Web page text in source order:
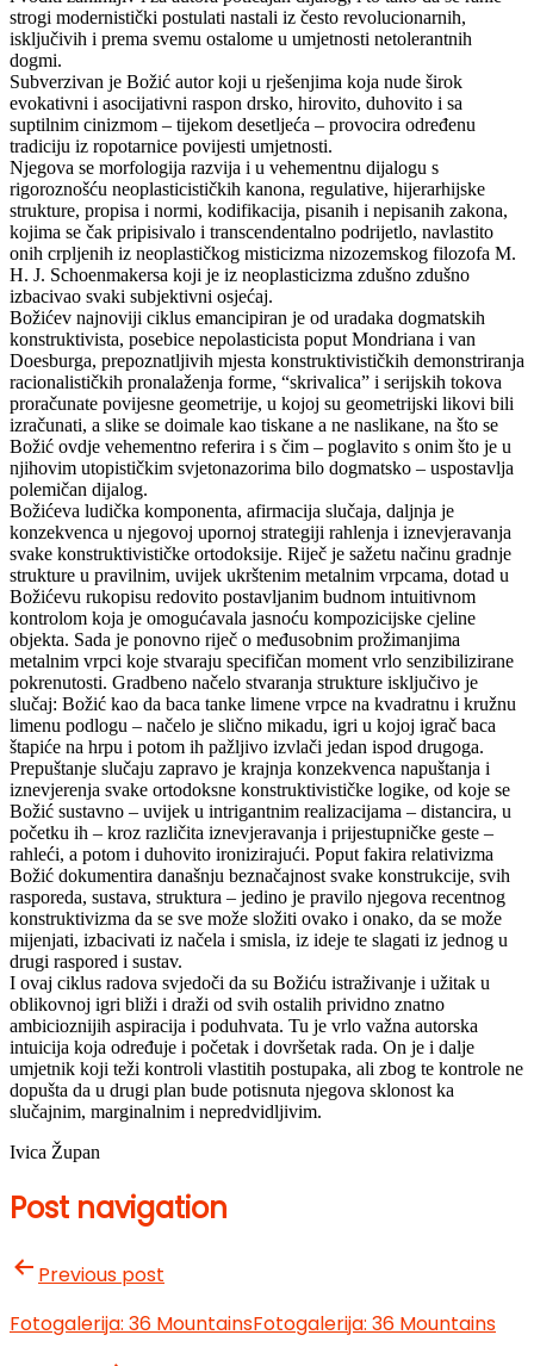
strogi modernistički postulati nastali iz često revolucionarnih,
isključivih i prema svemu ostalome u umjetnosti netolerantnih
dogmi.
Subverzivan je Božić autor koji u rješenjima koja nude širok
evokativni i asocijativni raspon drsko, hirovito, duhovito i sa
suptilnim cinizmom – tijekom desetljeća – provocira određenu
tradiciju iz ropotarnice povijesti umjetnosti.
Njegova se morfologija razvija i u vehementnu dijalogu s
rigoroznošću neoplasticističkih kanona, regulative, hijerarhijske
strukture, propisa i normi, kodifikacija, pisanih i nepisanih zakona,
kojima se čak pripisivalo i transcendentalno podrijetlo, navlastito
onih crpljenih iz neoplastičkog misticizma nizozemskog filozofa M.
H. J. Schoenmakersa koji je iz neoplasticizma zdušno zdušno
izbacivao svaki subjektivni osjećaj.
Božićev najnoviji ciklus emancipiran je od uradaka dogmatskih
konstruktivista, posebice nepolasticista poput Mondriana i van
Doesburga, prepoznatljivih mjesta konstruktivističkih demonstriranja
racionalističkih pronalaženja forme, “skrivalica” i serijskih tokova
proračunate povijesne geometrije, u kojoj su geometrijski likovi bili
izračunati, a slike se doimale kao tiskane a ne naslikane, na što se
Božić ovdje vehementno referira i s čim – poglavito s onim što je u
njihovim utopističkim svjetonazorima bilo dogmatsko – uspostavlja
polemičan dijalog.
Božićeva ludička komponenta, afirmacija slučaja, daljnja je
konzekvenca u njegovoj upornoj strategiji rahlenja i iznevjeravanja
svake konstruktivističke ortodoksije. Riječ je sažetu načinu gradnje
strukture u pravilnim, uvijek ukrštenim metalnim vrpcama, dotad u
Božićevu rukopisu redovito postavljanim budnom intuitivnom
kontrolom koja je omogućavala jasnoću kompozicijske cjeline
objekta. Sada je ponovno riječ o međusobnim prožimanjima
metalnim vrpci koje stvaraju specifičan moment vrlo senzibilizirane
pokrenutosti. Gradbeno načelo stvaranja strukture isključivo je
slučaj: Božić kao da baca tanke limene vrpce na kvadratnu i kružnu
limenu podlogu – načelo je slično mikadu, igri u kojoj igrač baca
štapiće na hrpu i potom ih pažljivo izvlači jedan ispod drugoga.
Prepuštanje slučaju zapravo je krajnja konzekvenca napuštanja i
iznevjerenja svake ortodoksne konstruktivističke logike, od koje se
Božić sustavno – uvijek u intrigantnim realizacijama – distancira, u
početku ih – kroz različita iznevjeravanja i prijestupničke geste –
rahleći, a potom i duhovito ironizirajući. Poput fakira relativizma
Božić dokumentira današnju beznačajnost svake konstrukcije, svih
rasporeda, sustava, struktura – jedino je pravilo njegova recentnog
konstruktivizma da se sve može složiti ovako i onako, da se može
mijenjati, izbacivati iz načela i smisla, iz ideje te slagati iz jednog u
drugi raspored i sustav.
I ovaj ciklus radova svjedoči da su Božiću istraživanje i užitak u
oblikovnoj igri bliži i draži od svih ostalih prividno znatno
ambicioznijih aspiracija i poduhvata. Tu je vrlo važna autorska
intuicija koja određuje i početak i dovršetak rada. On je i dalje
umjetnik koji teži kontroli vlastitih postupaka, ali zbog te kontrole ne
dopušta da u drugi plan bude potisnuta njegova sklonost ka
slučajnim, marginalnim i nepredvidljivim.
Ivica Župan
Post navigation
Previous post
Fotogalerija: 36 MountainsFotogalerija: 36 Mountains